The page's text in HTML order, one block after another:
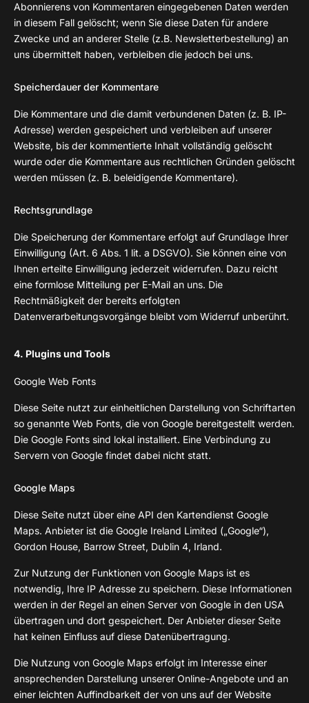
Abonnierens von Kommentaren eingegebenen Daten werden
in diesem Fall gelöscht; wenn Sie diese Daten für andere
Zwecke und an anderer Stelle (z.B. Newsletterbestellung) an
uns übermittelt haben, verbleiben die jedoch bei uns.
Speicherdauer der Kommentare
Die Kommentare und die damit verbundenen Daten (z. B. IP-
Adresse) werden gespeichert und verbleiben auf unserer
Website, bis der kommentierte Inhalt vollständig gelöscht
wurde oder die Kommentare aus rechtlichen Gründen gelöscht
werden müssen (z. B. beleidigende Kommentare).
Rechtsgrundlage
Die Speicherung der Kommentare erfolgt auf Grundlage Ihrer
Einwilligung (Art. 6 Abs. 1 lit. a DSGVO). Sie können eine von
Ihnen erteilte Einwilligung jederzeit widerrufen. Dazu reicht
eine formlose Mitteilung per E-Mail an uns. Die
Rechtmäßigkeit der bereits erfolgten
Datenverarbeitungsvorgänge bleibt vom Widerruf unberührt.
4. Plugins und Tools
Google Web Fonts
Diese Seite nutzt zur einheitlichen Darstellung von Schriftarten
so genannte Web Fonts, die von Google bereitgestellt werden.
Die Google Fonts sind lokal installiert. Eine Verbindung zu
Servern von Google findet dabei nicht statt.
Google Maps
Diese Seite nutzt über eine API den Kartendienst Google
Maps. Anbieter ist die Google Ireland Limited („Google“),
Gordon House, Barrow Street, Dublin 4, Irland.
Zur Nutzung der Funktionen von Google Maps ist es
notwendig, Ihre IP Adresse zu speichern. Diese Informationen
werden in der Regel an einen Server von Google in den USA
übertragen und dort gespeichert. Der Anbieter dieser Seite
hat keinen Einfluss auf diese Datenübertragung.
Die Nutzung von Google Maps erfolgt im Interesse einer
ansprechenden Darstellung unserer Online-Angebote und an
einer leichten Auffindbarkeit der von uns auf der Website